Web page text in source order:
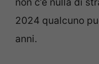
non c’è nulla di
2024 qualcuno
anni.